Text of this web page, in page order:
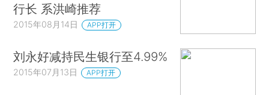
行长 系洪崎推荐
2015年08月14日 APP打开
刘永好减持民生银行至4.99%
2015年07月13日 APP打开